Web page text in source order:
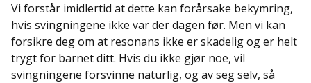
Vi forstår imidlertid at dette kan forårsake bekymring,
hvis svingningene ikke var der dagen før. Men vi kan
forsikre deg om at resonans ikke er skadelig og er helt
trygt for barnet ditt. Hvis du ikke gjør noe, vil
svingningene forsvinne naturlig, og av seg selv, så